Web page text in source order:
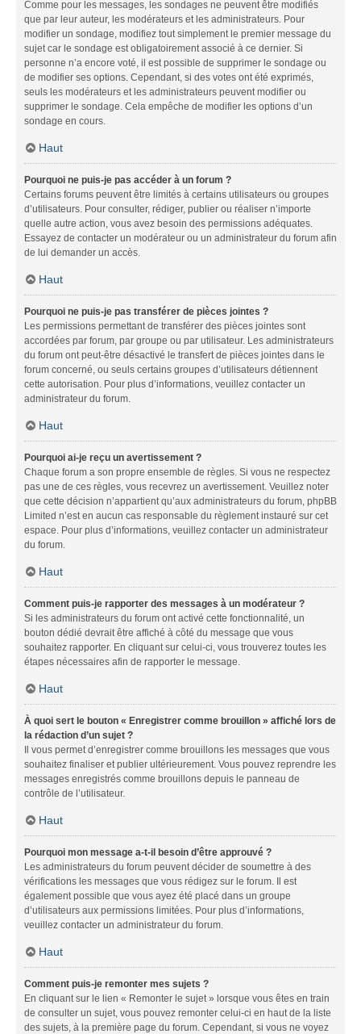
Comme pour les messages, les sondages ne peuvent être modifiés
que par leur auteur, les modérateurs et les administrateurs. Pour
modifier un sondage, modifiez tout simplement le premier message du
sujet car le sondage est obligatoirement associé à ce dernier. Si
personne n’a encore voté, il est possible de supprimer le sondage ou
de modifier ses options. Cependant, si des votes ont été exprimés,
seuls les modérateurs et les administrateurs peuvent modifier ou
supprimer le sondage. Cela empêche de modifier les options d’un
sondage en cours.
Haut
Pourquoi ne puis-je pas accéder à un forum ?
Certains forums peuvent être limités à certains utilisateurs ou groupes
d’utilisateurs. Pour consulter, rédiger, publier ou réaliser n’importe
quelle autre action, vous avez besoin des permissions adéquates.
Essayez de contacter un modérateur ou un administrateur du forum afin
de lui demander un accès.
Haut
Pourquoi ne puis-je pas transférer de pièces jointes ?
Les permissions permettant de transférer des pièces jointes sont
accordées par forum, par groupe ou par utilisateur. Les administrateurs
du forum ont peut-être désactivé le transfert de pièces jointes dans le
forum concerné, ou seuls certains groupes d’utilisateurs détiennent
cette autorisation. Pour plus d’informations, veuillez contacter un
administrateur du forum.
Haut
Pourquoi ai-je reçu un avertissement ?
Chaque forum a son propre ensemble de règles. Si vous ne respectez
pas une de ces règles, vous recevrez un avertissement. Veuillez noter
que cette décision n’appartient qu’aux administrateurs du forum, phpBB
Limited n’est en aucun cas responsable du règlement instauré sur cet
espace. Pour plus d’informations, veuillez contacter un administrateur
du forum.
Haut
Comment puis-je rapporter des messages à un modérateur ?
Si les administrateurs du forum ont activé cette fonctionnalité, un
bouton dédié devrait être affiché à côté du message que vous
souhaitez rapporter. En cliquant sur celui-ci, vous trouverez toutes les
étapes nécessaires afin de rapporter le message.
Haut
À quoi sert le bouton « Enregistrer comme brouillon » affiché lors de
la rédaction d’un sujet ?
Il vous permet d’enregistrer comme brouillons les messages que vous
souhaitez finaliser et publier ultérieurement. Vous pouvez reprendre les
messages enregistrés comme brouillons depuis le panneau de
contrôle de l’utilisateur.
Haut
Pourquoi mon message a-t-il besoin d’être approuvé ?
Les administrateurs du forum peuvent décider de soumettre à des
vérifications les messages que vous rédigez sur le forum. Il est
également possible que vous ayez été placé dans un groupe
d’utilisateurs aux permissions limitées. Pour plus d’informations,
veuillez contacter un administrateur du forum.
Haut
Comment puis-je remonter mes sujets ?
En cliquant sur le lien « Remonter le sujet » lorsque vous êtes en train
de consulter un sujet, vous pouvez remonter celui-ci en haut de la liste
des sujets, à la première page du forum. Cependant, si vous ne voyez